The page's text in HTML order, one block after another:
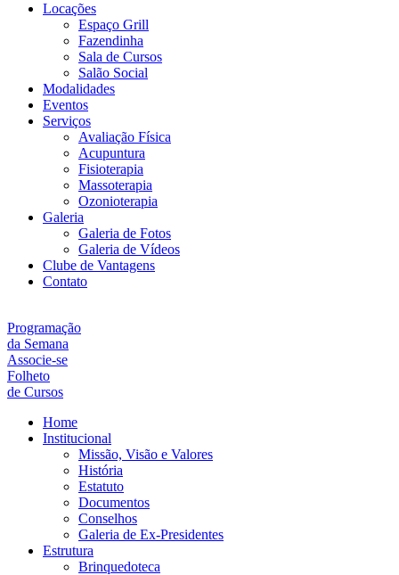
Locações
Espaço Grill
Fazendinha
Sala de Cursos
Salão Social
Modalidades
Eventos
Serviços
Avaliação Física
Acupuntura
Fisioterapia
Massoterapia
Ozonioterapia
Galeria
Galeria de Fotos
Galeria de Vídeos
Clube de Vantagens
Contato
Programação
da Semana
Associe-se
Folheto
de Cursos
Home
Institucional
Missão, Visão e Valores
História
Estatuto
Documentos
Conselhos
Galeria de Ex-Presidentes
Estrutura
Brinquedoteca